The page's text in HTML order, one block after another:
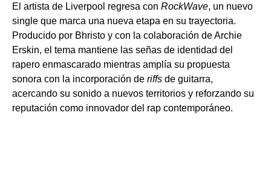
El artista de Liverpool regresa con RockWave, un nuevo
single que marca una nueva etapa en su trayectoria.
Producido por Bhristo y con la colaboración de Archie
Erskin, el tema mantiene las señas de identidad del
rapero enmascarado mientras amplía su propuesta
sonora con la incorporación de riffs de guitarra,
acercando su sonido a nuevos territorios y reforzando su
reputación como innovador del rap contemporáneo.